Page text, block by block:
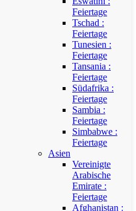
Feiertage
Tschad :
Feiertage
Tunesien :
Feiertage
Tansania :
Feiertage
Südafrika :
Feiertage
Sambia :
Feiertage
Simbabwe :
Feiertage
Asien
Vereinigte
Arabische
Emirate :
Feiertage
Afghanistan :